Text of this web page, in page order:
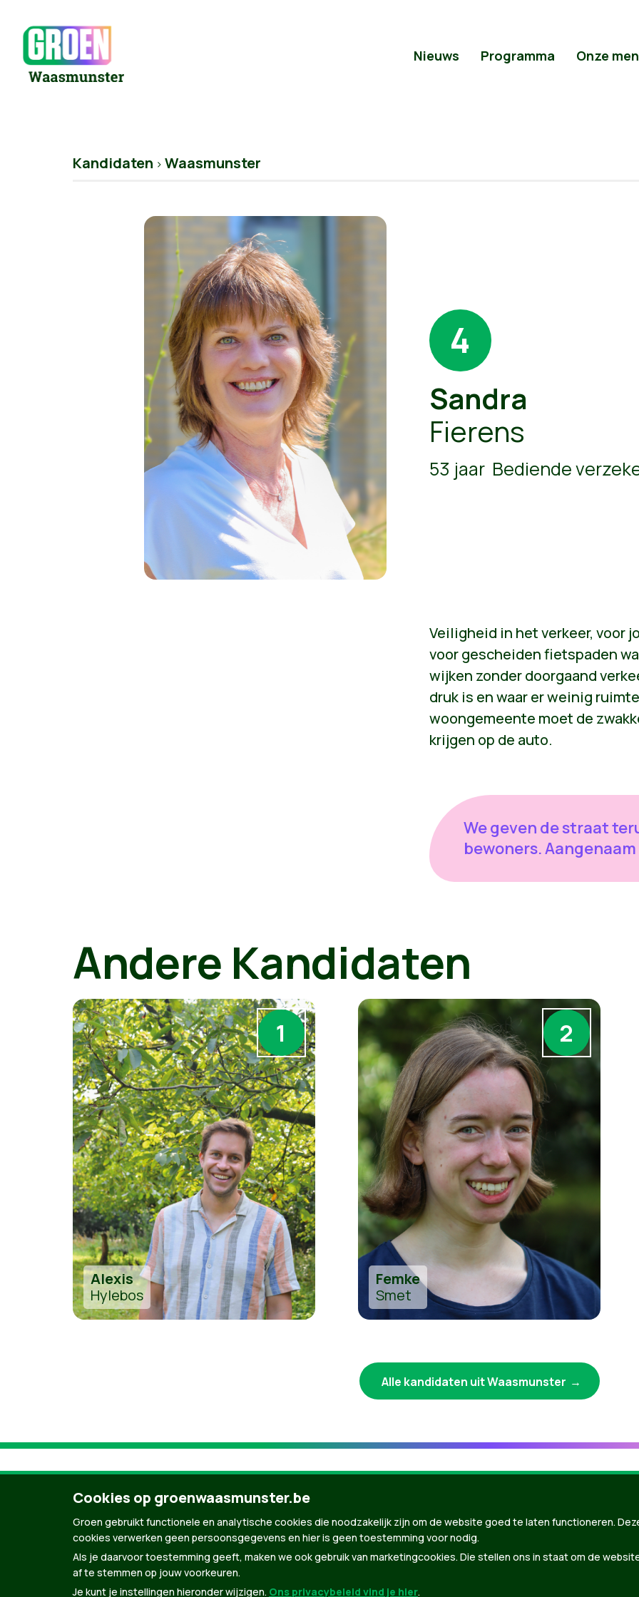
Nieuws Programma Onze
Kandidaten > Waasmunster
4
Sandra
Fierens
53 jaar Bediende
Veiligheid in het verkeer, voor
voor gescheiden fietspaden
wijken zonder doorgaand
druk is en waar er weinig
woongemeente moet de
krijgen op de auto.
We geven de straat
bewoners.
Andere Kandidaten
1
Alexis
Hylebos
2
Femke
Smet
Alle kandidaten uit Waasmunster
Cookies op groenwaasmunster.be
Groen gebruikt functionele en analytische cookies die noodzakelijk zijn om de website goed te laten functioneren.
cookies verwerken geen persoonsgegevens en hier is geen toestemming voor nodig.
Als je daarvoor toestemming geeft, maken we ook gebruik van marketingcookies. Die stellen ons in staat om de
af te stemmen op jouw voorkeuren.
Je kunt je instellingen hieronder wijzigen. Ons privacybeleid vind je hier.